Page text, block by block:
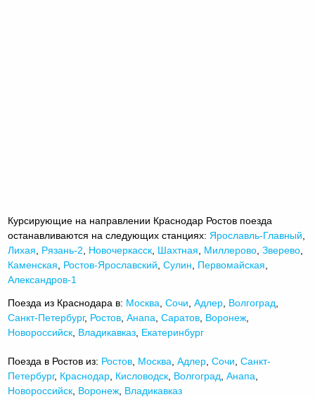
Курсирующие на направлении Краснодар Ростов поезда
останавливаются на следующих станциях: Ярославль-Главный
Лихая
Рязань-2 Новочеркасск Шахтная Миллерово ,Зверево
Каменская
Ростов-Ярославский ,Сулин Первомайская
Александров-1
Поезда из Краснодара в: Москва ,Сочи ,Адлер Волгоград
Санкт-Петербург, Ростов ,Анапа ,Саратов Воронеж
Новороссийск Владикавказ Екатеринбург
Поезда в Ростов из: Ростов Москва ,Адлер ,Сочи ,Санкт-
Петербург, Краснодар Кисловодск Волгоград ,Анапа
Новороссийск Воронеж Владикавказ